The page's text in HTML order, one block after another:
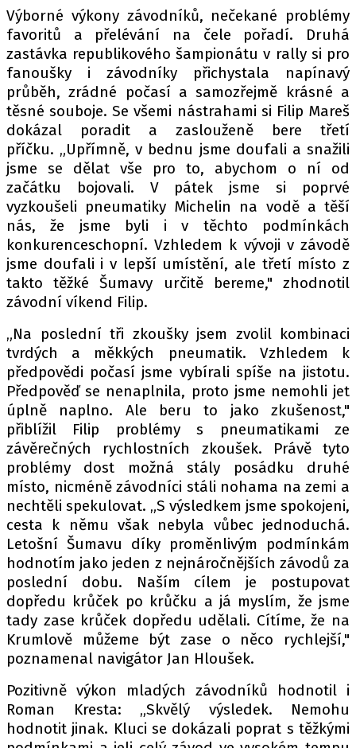
PIT LANE
ČEŠI V AKCI
FIA CEZ & POHÁRY
MEZINÁRODNÍ SCÉNA
SLEDUJTE NÁS NA|
Máte příběh, fotku nebo video?
Pošlete e-mail na autoroad.cz
ETICKÝ KODEX
VYDAVATEL
INZERCE
OSOBNÍ ÚDAJE / COOKIES
Provozovatelem serveru autoroad.cz je
INCORP MEDIA GROUP s.r.o., IČ: 118 23 054
Výborné výkony závodníků, nečekané problémy
favoritů a přelévání na čele pořadí. Druhá
zastávka republikového šampionátu v rally si pro
fanoušky i závodníky přichystala napínavý
průběh, zrádné počasí a samozřejmě krásné a
těsné souboje. Se všemi nástrahami si Filip Mareš
dokázal poradit a zaslouženě bere třetí
příčku. „Upřímně, v bednu jsme doufali a snažili
jsme se dělat vše pro to, abychom o ní od
začátku bojovali. V pátek jsme si poprvé
vyzkoušeli pneumatiky Michelin na vodě a těší
nás, že jsme byli i v těchto podmínkách
konkurenceschopní. Vzhledem k vývoji v závodě
jsme doufali i v lepší umístění, ale třetí místo z
takto těžké Šumavy určitě bereme," zhodnotil
závodní víkend Filip.
„Na poslední tři zkoušky jsem zvolil kombinaci
tvrdých a měkkých pneumatik. Vzhledem k
předpovědi počasí jsme vybírali spíše na jistotu.
Předpověď se nenaplnila, proto jsme nemohli jet
úplně naplno. Ale beru to jako zkušenost,"
přiblížil Filip problémy s pneumatikami ze
závěrečných rychlostních zkoušek. Právě tyto
problémy dost možná stály posádku druhé
místo, nicméně závodníci stáli nohama na zemi a
nechtěli spekulovat. „S výsledkem jsme spokojeni,
cesta k němu však nebyla vůbec jednoduchá.
Letošní Šumavu díky proměnlivým podmínkám
hodnotím jako jeden z nejnáročnějších závodů za
poslední dobu. Naším cílem je postupovat
dopředu krůček po krůčku a já myslím, že jsme
tady zase krůček dopředu udělali. Cítíme, že na
Krumlově můžeme být zase o něco rychlejší,"
poznamenal navigátor Jan Hloušek.
Pozitivně výkon mladých závodníků hodnotil i
Roman Kresta: „Skvělý výsledek. Nemohu
hodnotit jinak. Kluci se dokázali poprat s těžkými